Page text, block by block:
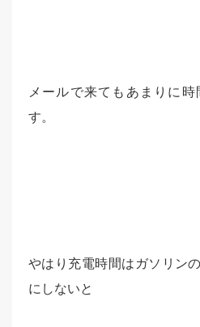
メールで来てもあまりに
す。
やはり充電時間はガソリン
にしないと